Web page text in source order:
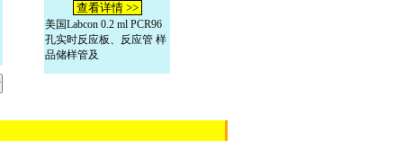
查看详情 >>
美国Labcon 0.2 ml PCR96
孔实时反应板、反应管 样
品储样管及